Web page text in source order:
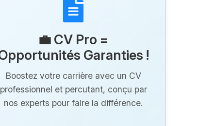
💼 CV Pro =
Garanties !
Boostez votre carrière avec un CV
professionnel et percutant, conçu par
nos experts pour faire la différence.